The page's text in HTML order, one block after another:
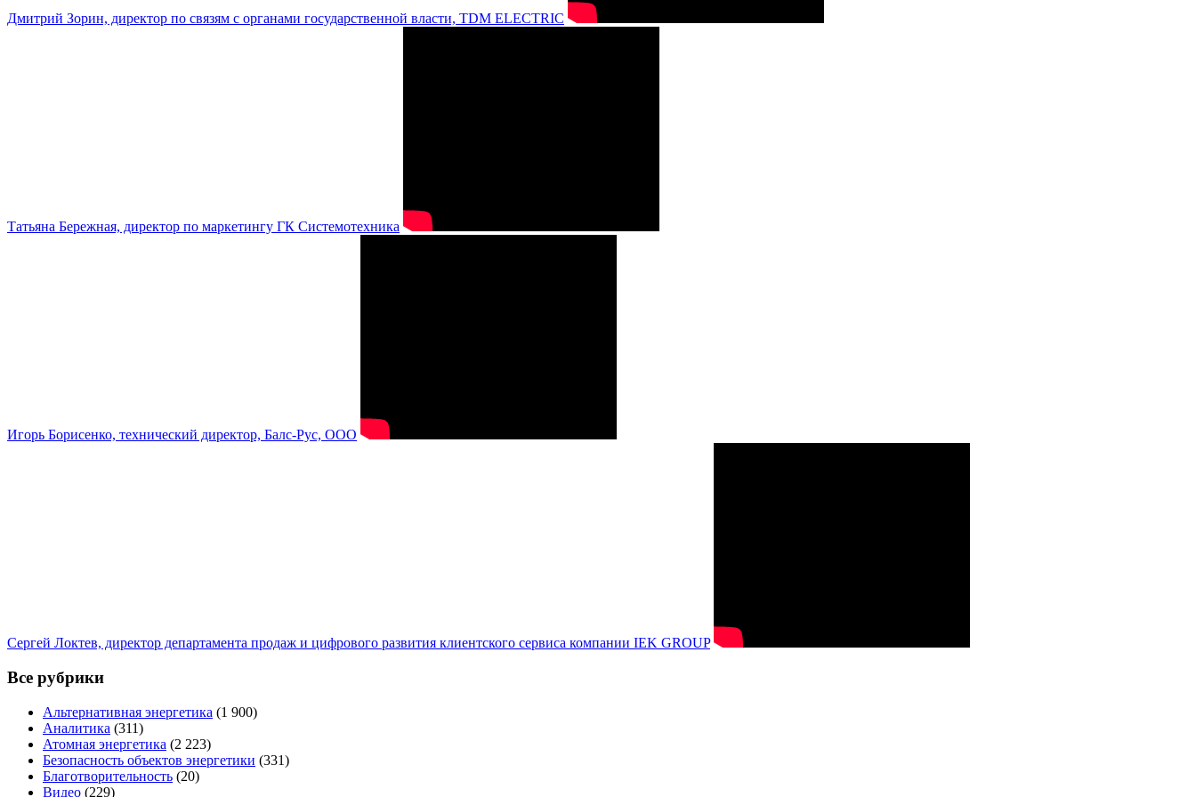
Дмитрий Зорин, директор по связям с органами государственной власти, TDM ELECTRIC
Татьяна Бережная, директор по маркетингу ГК Системотехника
Игорь Борисенко, технический директор, Балс-Рус, ООО
Сергей Локтев, директор департамента продаж и цифрового развития клиентского сервиса компании IEK GROUP
Все рубрики
Альтернативная энергетика (1 900)
Аналитика (311)
Атомная энергетика (2 223)
Безопасность объектов энергетики (331)
Благотворительность (20)
Видео (229)